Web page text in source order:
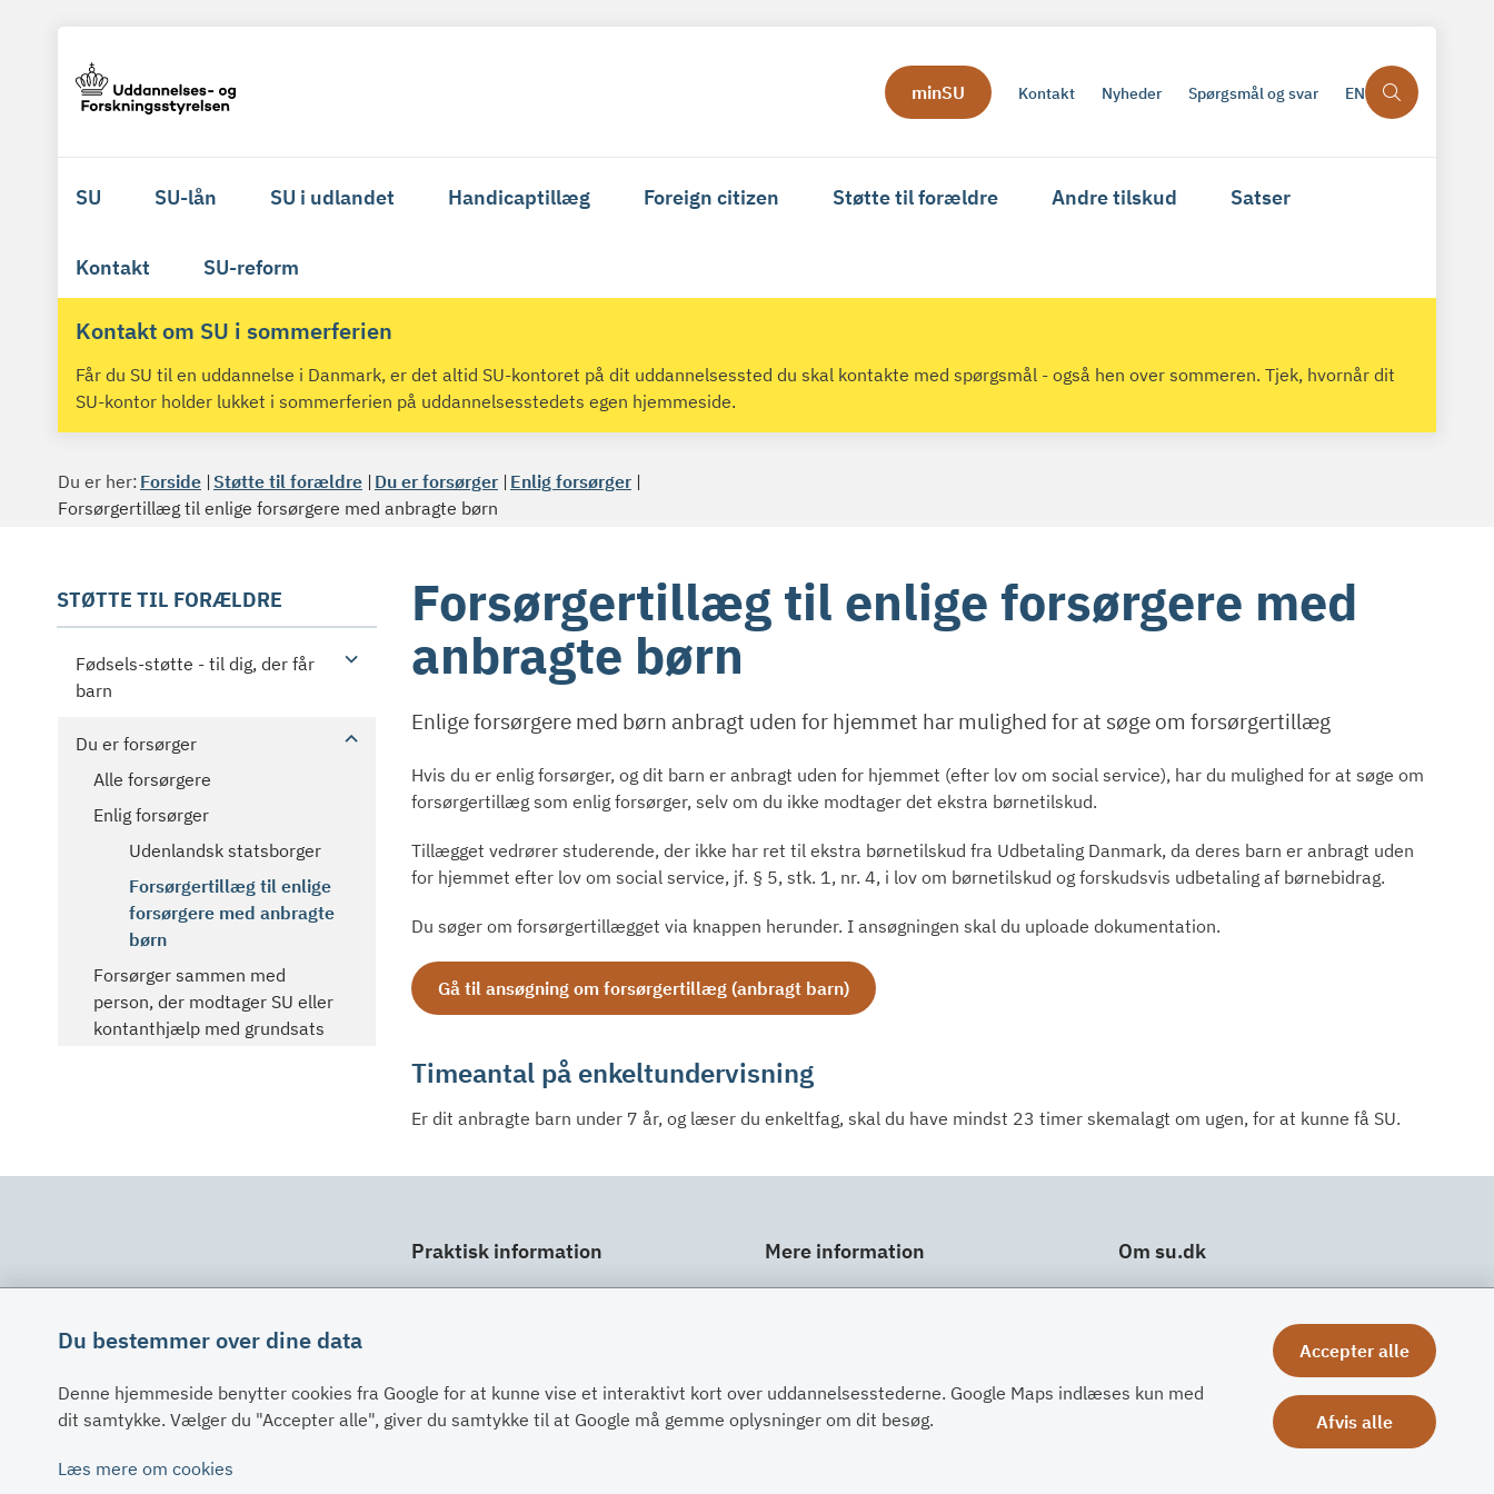
minSU Kontakt Nyheder Spørgsmål og svar EN
SU SU-lån SU i udlandet Handicaptillæg Foreign citizen Støtte til forældre Andre tilskud Satser
Kontakt SU-reform
Kontakt om SU i sommerferien
Får du SU til en uddannelse i Danmark, er det altid SU-kontoret på dit uddannelsessted du skal kontakte med spørgsmål - også hen over sommeren. Tjek, hvornår dit
SU-kontor holder lukket i sommerferien på uddannelsesstedets egen hjemmeside.
Du er her: Forside Støtte til forældre Du er forsørger Enlig forsørger
Forsørgertillæg til enlige forsørgere med anbragte børn
STØTTE TIL FORÆLDRE
Fødsels-støtte - til dig, der får
barn
Du er forsørger
Alle forsørgere
Enlig forsørger
Udenlandsk statsborger
Forsørgertillæg til enlige
forsørgere med anbragte
børn
Forsørger sammen med
person, der modtager SU eller
kontanthjælp med grundsats
Forsørgertillæg til enlige forsørgere med
anbragte børn
Enlige forsørgere med børn anbragt uden for hjemmet har mulighed for at søge om forsørgertillæg
Hvis du er enlig forsørger, og dit barn er anbragt uden for hjemmet (efter lov om social service), har du mulighed for at søge om
forsørgertillæg som enlig forsørger, selv om du ikke modtager det ekstra børnetilskud.
Tillægget vedrører studerende, der ikke har ret til ekstra børnetilskud fra Udbetaling Danmark, da deres barn er anbragt uden
for hjemmet efter lov om social service, jf. § 5, stk. 1, nr. 4, i lov om børnetilskud og forskudsvis udbetaling af børnebidrag.
Du søger om forsørgertillægget via knappen herunder. I ansøgningen skal du uploade dokumentation.
Gå til ansøgning om forsørgertillæg (anbragt barn)
Timeantal på enkeltundervisning
Er dit anbragte barn under 7 år, og læser du enkeltfag, skal du have mindst 23 timer skemalagt om ugen, for at kunne få SU.
Praktisk information
Dit ansvar
Digital Post
Oplysninger om dig
Mere information
Links
Kontakt
Paragraffer
Om su.dk
Tilgængelighedserklæring
Du bestemmer over dine data
Denne hjemmeside benytter cookies fra Google for at kunne vise et interaktivt kort over uddannelsesstederne. Google Maps indlæses kun med
dit samtykke. Vælger du "Accepter alle", giver du samtykke til at Google må gemme oplysninger om dit besøg.
Læs mere om cookies
Accepter alle
Afvis alle